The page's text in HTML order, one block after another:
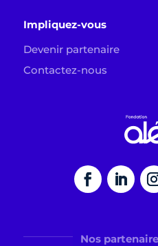
Impliquez-vous
Devenir partenaire
Contactez-nous
Nos